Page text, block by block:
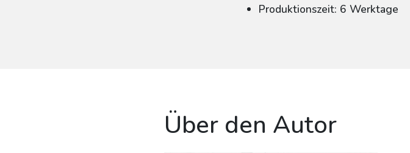
Produktionszeit: 6 Werktage
Über den Autor